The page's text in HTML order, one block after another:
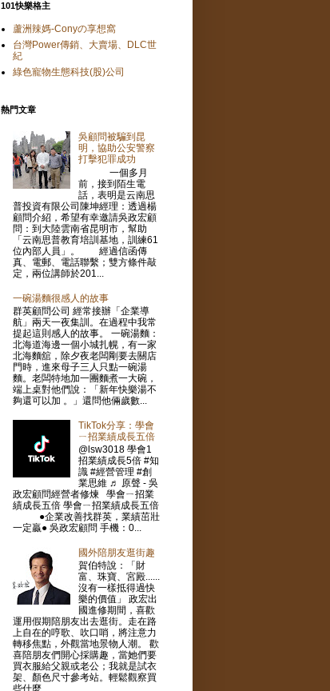
101快樂格主
蘆洲辣媽-Conyの享想窩
台灣Power傳銷、大賣場、DLC世
紀
綠色寵物生態科技(股)公司
熱門文章
吳顧問被騙到昆
明，協助公安警察
打擊犯罪成功
一個多月
前，接到陌生電
話，表明是云南思
普投資有限公司陳坤經理：透過楊
顧問介紹，希望有幸邀請吳政宏顧
問：到大陸雲南省昆明市，幫助
「云南思普教育培訓基地，訓練61
位內部人員」。 經過信函傳
真、電郵、電話聯繫；雙方條件敲
定，兩位講師於201...
一碗湯麵很感人的故事
群英顧問公司 經常接辦「企業導
航」兩天一夜集訓。在過程中我常
提起這則感人的故事。 一碗湯麵：
北海道海邊一個小城扎幌，有一家
北海麵舘，除夕夜老闆剛要去關店
門時，進來母子三人只點一碗湯
麵。老闆特地加一團麵煮一大碗，
端上桌對他們說：「新年快樂湯不
夠還可以加 。」還問他倆歲數...
TikTok分享：學會
ㄧ招業績成長五倍
@lsw3018 學會1
招業績成長5倍 #知
識 #經營管理 #創
業思維 ♬ 原聲 - 吳
政宏顧問經營者修煉 學會ㄧ招業
績成長五倍 學會ㄧ招業績成長五倍
●企業改善找群英，業績茁壯
一定贏● 吳政宏顧問 手機：0...
國外陪朋友逛街趣
賀伯特說：「財
富、珠寶、宮殿......
沒有一樣抵得過快
樂的價值」 政宏出
國進修期間，喜歡
運用假期陪朋友出去逛街。走在路
上自在的哼歌、吹口哨，將注意力
轉移焦點，外觀當地景物人潮。 歡
喜陪朋友們開心採購趣，當她們要
買衣服給父親或老公；我就是試衣
架、顏色尺寸參考站。輕鬆觀察買